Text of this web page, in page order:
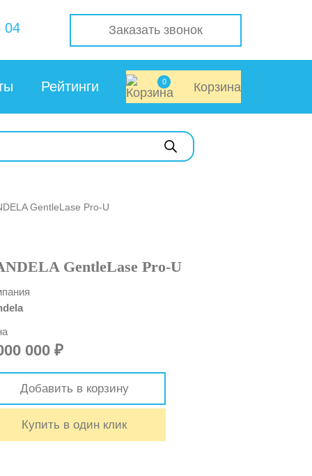
04 Заказать звонок
Рейтинги 0 Корзина
GentleLase Pro-U
GentleLase Pro-U
000 ₽
Добавить в корзину
Купить в один клик